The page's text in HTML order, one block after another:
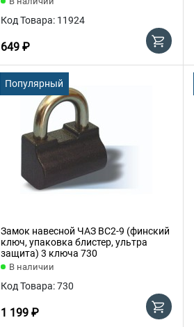
Код Товара: 11924
649 ₽
Популярный
Замок навесной ЧАЗ ВС2-9 (финский
ключ, упаковка блистер, ультра
защита) 3 ключа 730
В наличии
Код Товара: 730
1 199 ₽